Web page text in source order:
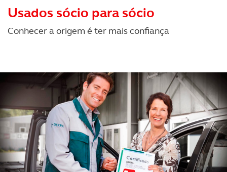
Usados sócio para sócio
Conhecer a origem é ter mais confiança